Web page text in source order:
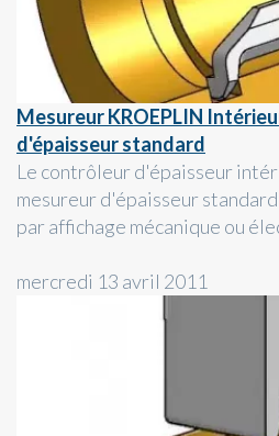
Mesureur KROEPLIN
d'épaisseur standard
Le contrôleur d'épaisseur
mesureur d'épaisseur
par affichage mécanique ou
mercredi 13 avril 2011